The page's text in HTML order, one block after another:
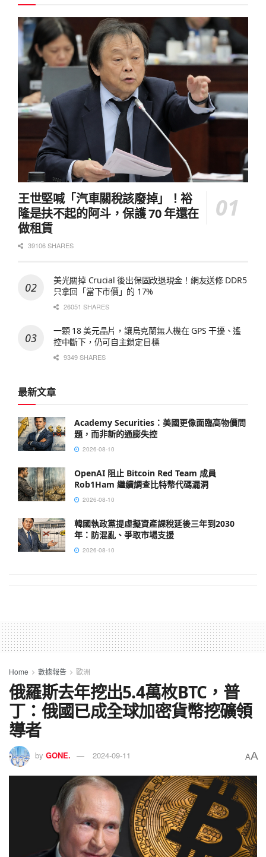
王世堅喊「汽車關稅該廢掉」！裕
隆是扶不起的阿斗，保護 70 年還在
做租賃
39106 SHARES
美光關掉 Crucial 後出保固改退現金！網友送修 DDR5
只拿回「當下市價」的 17%
26051 SHARES
一顆 18 美元晶片，讓烏克蘭無人機在 GPS 干擾、遙
控中斷下，仍可自主鎖定目標
9349 SHARES
最新文章
Academy Securities：美國更像面臨高物價問
題，而非新的通膨失控
2026-08-10
OpenAI 阻止 Bitcoin Red Team 成員
Rob1Ham 繼續調查比特幣代碼漏洞
2026-08-10
韓國執政黨提虛擬資產課稅延後三年到2030
年：防混亂、爭取市場支援
2026-08-10
Home 數據報告 歐洲
俄羅斯去年挖出5.4萬枚BTC，普
丁：俄國已成全球加密貨幣挖礦領
導者
by GONE. 2024-09-11 AA